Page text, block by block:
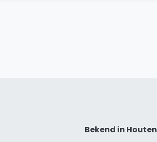
Bekend in Houten